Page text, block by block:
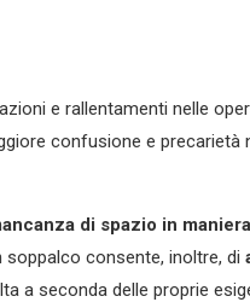
e rallentamenti nelle
confusione e
di spazio in
soppalco consente, inoltre, di
a seconda delle proprie